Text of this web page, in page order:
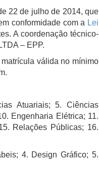
22 de julho de 2014, que
conformidade com a Lei
A coordenação técnico-
– EPP.
válida no mínimo
Atuariais; 5. Ciências
Engenharia Elétrica; 11.
Relações Públicas; 16.
4. Design Gráfico; 5.